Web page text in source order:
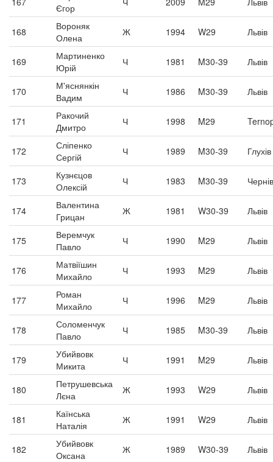
Єгор
168
Вороняк
Олена
Ж 1994 W29 Львів
169
Мартиненко
Юрій
Ч 1981 M30-39 Львів
170
М'яснянкін
Вадим
Ч 1986 M30-39 Львів
171
Ракочий
Дмитро
Ч 1998 M29
172
Сліпенко
Сергій
Ч 1989 M30-39 Глухів
173
Кузнєцов
Олексій
Ч 1983 M30-39
174
Валентина
Грицан
Ж 1981 W30-39 Львів
175
Веремчук
Павло
Ч 1990 M29 Львів
176
Матвіїшин
Михайло
Ч 1993 M29 Львів
177
Роман
Михайло
Ч 1996 M29 Львів
178
Соломенчук
Павло
Ч 1985 M30-39 Львів
179
Убийвовк
Микита
Ч 1991 M29 Львів
180
Петрушевська
Лєна
Ж 1993 W29 Львів
181
Каїнська
Наталія
Ж 1991 W29 Львів
182
Убийвовк
Оксана
Ж 1989 W30-39 Львів